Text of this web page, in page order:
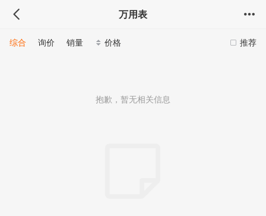
万用表
推荐
综合 询价 销量 价格
抱歉，暂无相关信息